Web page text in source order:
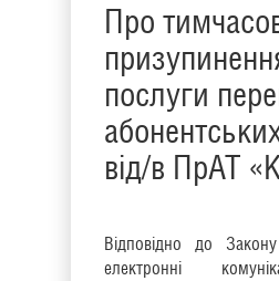
Про
послуги
від/в ПрАТ
Відповідно до
електронні